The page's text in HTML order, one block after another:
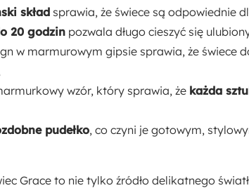
skład sprawia, że świece są odpowiednie
20 godzin pozwala długo cieszyć się
w marmurowym gipsie sprawia, że świece
wzór, który sprawia, że każda
pudełko, co czyni je gotowym,
Grace to nie tylko źródło delikatnego